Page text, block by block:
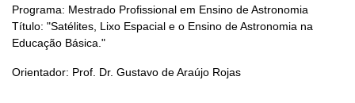
Programa: Mestrado Profissional em Ensino de Astronomia
Título: "Satélites, Lixo Espacial e o Ensino de Astronomia na
Educação Básica."
Orientador: Prof. Dr. Gustavo de Araújo Rojas